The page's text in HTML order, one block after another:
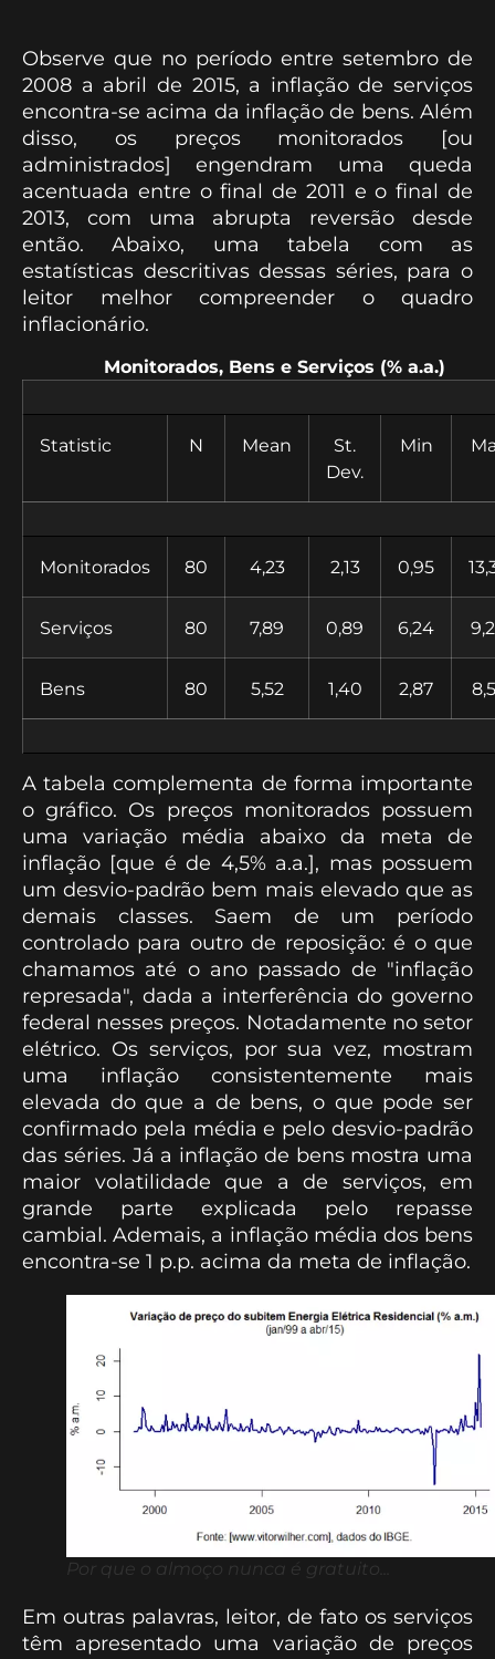
Observe que no período entre setembro de
2008 a abril de 2015, a inflação de serviços
encontra-se acima da inflação de bens. Além
disso, os preços monitorados [ou
administrados] engendram uma queda
acentuada entre o final de 2011 e o final de
2013, com uma abrupta reversão desde
então. Abaixo, uma tabela com as
estatísticas descritivas dessas séries, para o
leitor melhor compreender o quadro
inflacionário.
Monitorados, Bens e Serviços (% a.a.)
Statistic N Mean
St.
Dev.
Min
Monitorados 80 4,23 2,13 0,95
Serviços 80 7,89 0,89 6,24
Bens 80 5,52 1,40 2,87
A tabela complementa de forma importante
o gráfico. Os preços monitorados possuem
uma variação média abaixo da meta de
inflação [que é de 4,5% a.a.], mas possuem
um desvio-padrão bem mais elevado que as
demais classes. Saem de um período
controlado para outro de reposição: é o que
chamamos até o ano passado de "inflação
represada", dada a interferência do governo
federal nesses preços. Notadamente no setor
elétrico. Os serviços, por sua vez, mostram
uma inflação consistentemente mais
elevada do que a de bens, o que pode ser
confirmado pela média e pelo desvio-padrão
das séries. Já a inflação de bens mostra uma
maior volatilidade que a de serviços, em
grande parte explicada pelo repasse
cambial. Ademais, a inflação média dos bens
encontra-se 1 p.p. acima da meta de inflação.
Por que o almoço nunca é gratuito...
Em outras palavras, leitor, de fato os serviços
têm apresentado uma variação de preços